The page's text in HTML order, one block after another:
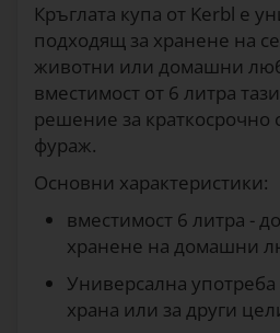
Кръглата купа от Kerbl е
подходящ за хранене на
животни или домашни
вместимост от 6 литра
решение за краткосрочно
фураж.
Основни характеристики:
вместимост 6 литра -
хранене на домашни
Универсална
храна или за други